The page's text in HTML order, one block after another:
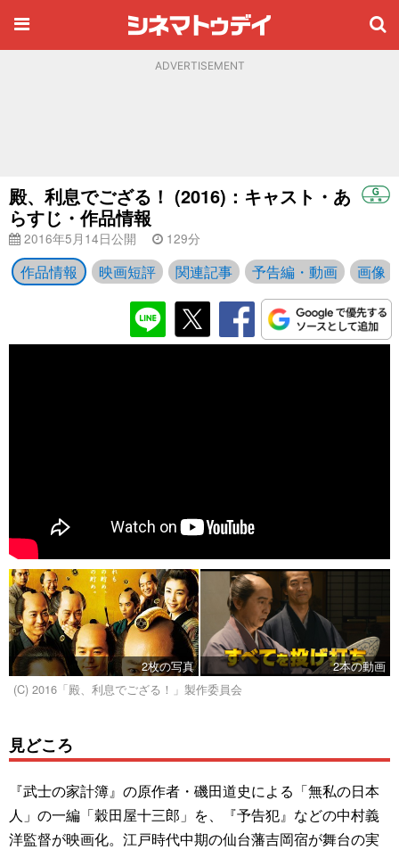
ADVERTISEMENT
殿、利息でござる！ (2016)：キャスト・あ
らすじ・作品情報
2016年5月14日公開 129分
作品情報 映画短評 関連記事 予告編・動画 画像
2枚の写真
2本の動画
(C) 2016「殿、利息でござる！」製作委員会
見どころ
『武士の家計簿』の原作者・磯田道史による「無私の日本
人」の一編「穀田屋十三郎」を、『予告犯』などの中村義
洋監督が映画化。江戸時代中期の仙台藩吉岡宿が舞台の実